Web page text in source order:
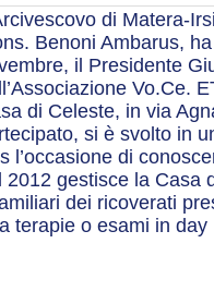
di Matera-
Benoni Ambarus,
il Presidente
Vo.Ce.
di Celeste, in via
si è svolto in
l’occasione di
2012 gestisce la Casa
dei ricoverati
terapie o esami in day